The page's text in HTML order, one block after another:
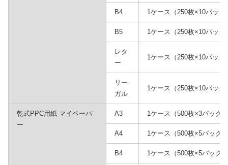
B4 1ケース（250枚×10パック
B5 1ケース（250枚×10パック
レタ
ー
1ケース（250枚×10パック
リー
ガル
1ケース（250枚×10パック
乾式PPC用紙 マイペーパ
ー
A3 1ケース（500枚×3パック）
A4 1ケース（500枚×5パック）
B4 1ケース（500枚×5パック）